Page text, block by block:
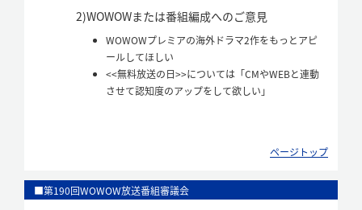
2)WOWOWまたは番組編成へのご意見
WOWOWプレミアの海外ドラマ2作をもっとアピ
ールしてほしい
<<無料放送の日>>については「CMやWEBと連動
させて認知度のアップをして欲しい」
ページトップ
■第190回WOWOW放送番組審議会